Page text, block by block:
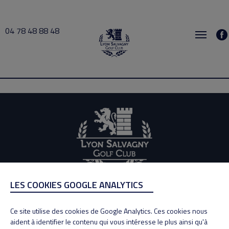
04 78 48 88 48
Bachmann 2026-07-06 08:00 → 2026-07-06 09:30
ADRESSE
69890 La Tour de Salvagny
Tél : 04 78 48 88 48
LES COOKIES GOOGLE ANALYTICS
Ce site utilise des cookies de Google Analytics. Ces cookies nous
aident à identifier le contenu qui vous intéresse le plus ainsi qu'à